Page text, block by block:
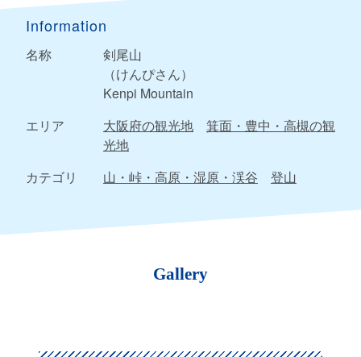
Information
名称
剣尾山
（けんぴさん）
Kenpi Mountain
エリア
大阪府の観光地
箕面・豊中・高槻の観
光地
カテゴリ
山・峠・高原・湿原・渓谷 登山
Gallery